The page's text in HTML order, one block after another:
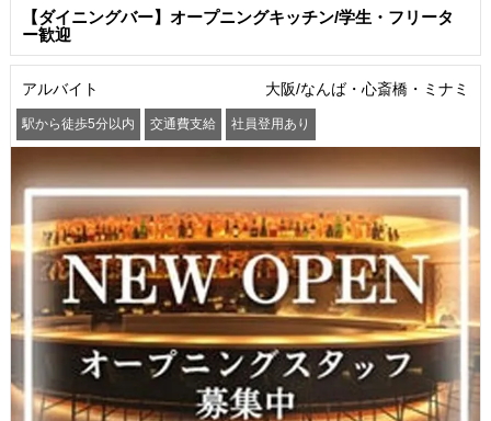
【ダイニングバー】オープニングキッチン/学生・フリータ
ー歓迎
アルバイト 大阪/なんば・心斎橋・ミナミ
駅から徒歩5分以内 交通費支給 社員登用あり